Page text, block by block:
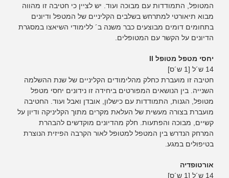
המטופל, התמודדות עם מבוכה ועוד. יש לציין כי חטיבה זו מהווה
מבוא תיאורטי למתרחש בשלבים הקליניים של המטפל ודיונים
בתחומים דומים מבוצעים כבר משנה ב´ ללימודי השיאצו במסגרת
הדיונים על הקשר עם המטופלים.
יחסי מטפל מטופל II
14 ש´ל [1 ש´ס]
חטיבה זו מועברת כחלק מהלימודים הקליניים של שנת ההשלמה
השנייה. בין הנושאים המפורטים ביחידה זו נידונים יחסי מטפל
מטופל, הגנות, התמודדות עם כישלון, אובדן ואבל ועוד. החטיבה
מועברת בצורה מעשית של העלאת מקרים מתוך הקליניקה ודיון על
קשיים, מבוכה והפתעות. חלק מהדיונים מוקדשים להבהרת
המרחק הנדרש בין המטפל למטופל לאור הקרבה הפיזית הנוצרת
בטיפולים במגע.
אורטופדיה
14 ש´ל [1 ש´ס]